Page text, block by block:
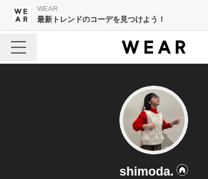
WEAR
最新トレンドのコーデを見つけよう！
shimoda.